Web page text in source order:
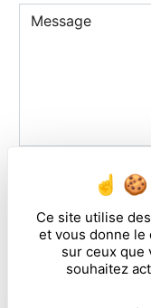
Ce site utilise
et vous donne le
sur ceux que
souhaitez
Combien font sept
En cochant
particulières ci-